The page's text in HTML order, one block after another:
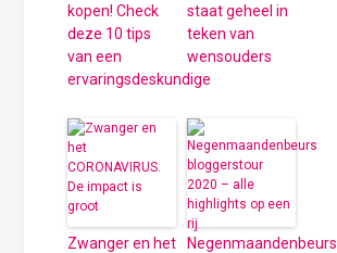
kopen! Check
deze 10 tips
van een
ervaringsdeskundige
staat geheel in
teken van
wensouders
Zwanger en het
Negenmaandenbeurs